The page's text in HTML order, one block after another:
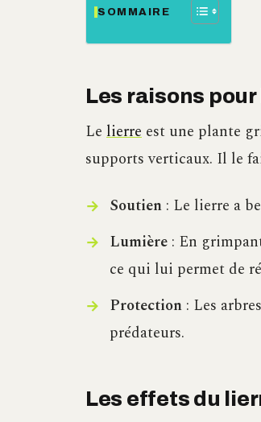
SOMMAIRE
Les raisons
Le lierre est une plante
supports verticaux. Il le
Soutien: Le lierre a
Lumière: En
ce qui lui permet de
Protection: Les
prédateurs.
Les effets du